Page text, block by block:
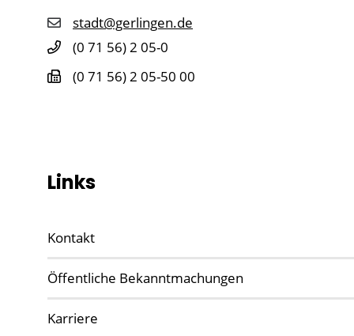
stadt@gerlingen.de
(0 71 56) 2 05-0
(0 71 56) 2 05-50 00
Links
Kontakt
Öffentliche Bekanntmachungen
Karriere